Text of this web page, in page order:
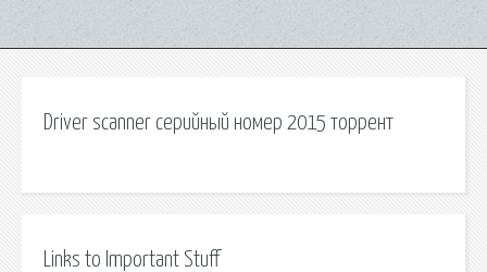
Driver scanner серийный номер 2015 торрент
Links to Important Stuff